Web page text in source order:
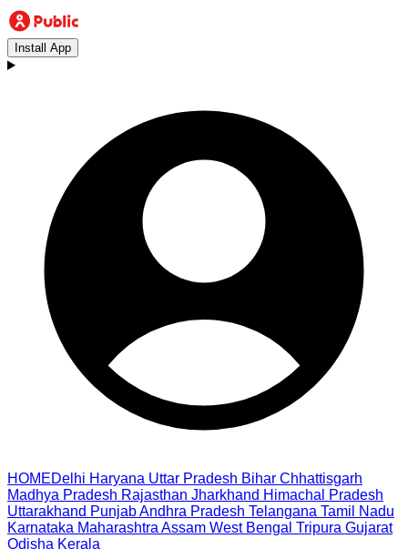
Install App
HOMEDelhi Haryana Uttar Pradesh Bihar Chhattisgarh
Madhya Pradesh Rajasthan Jharkhand Himachal Pradesh
Uttarakhand PunjabAndhra Pradesh Telangana Tamil Nadu
Karnataka Maharashtra Assam West Bengal Tripura Gujarat
Odisha Kerala